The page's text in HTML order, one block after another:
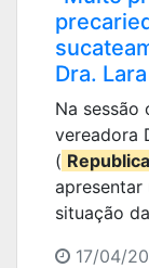
Dra.
Na sessão
vereadora
(
situação
17/04/